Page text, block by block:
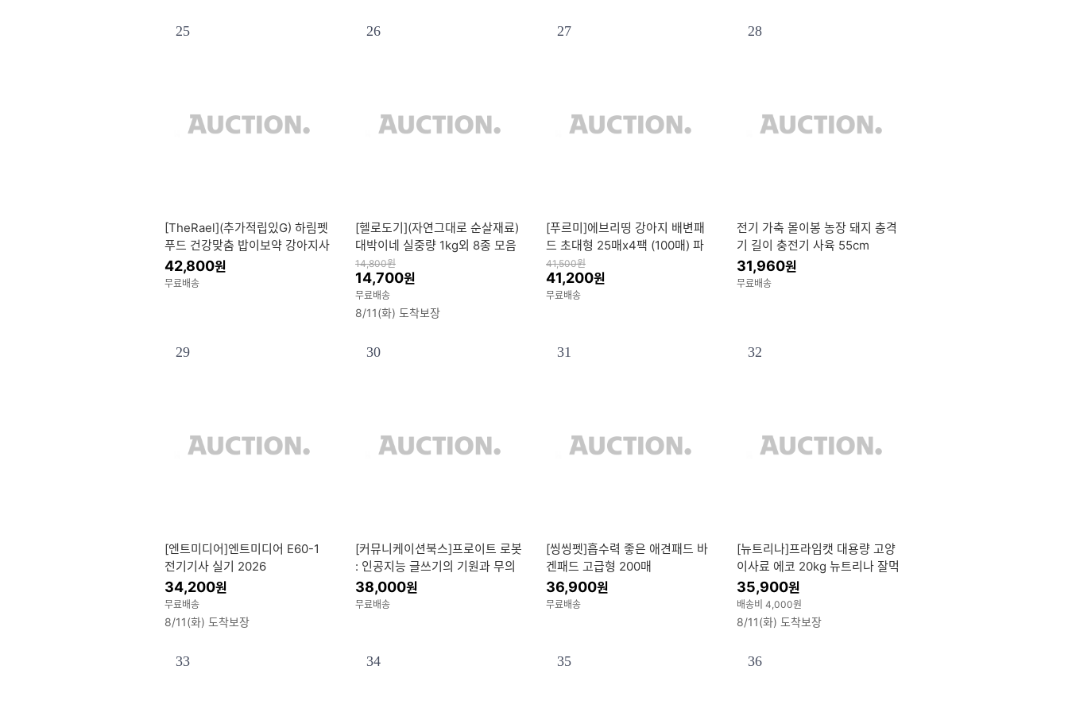
25
[TheRael](추가적립있G) 하림펫
푸드 건강맞춤 밥이보약 강아지사
료 간식모음 하루양갱 덴탈껌
42,800원
무료배송
26
[헬로도기](자연그대로 순살재료)
대박이네 실중량 1kg외 8종 모음
전 대용량 강아지간식 애견간식
치석제거 지퍼팩
14,800원
14,700원
무료배송
8/11(화) 도착보장
27
[푸르미]에브리띵 강아지 배변패
드 초대형 25매x4팩 (100매) 파
워 반려견 애견패드
41,500원
41,200원
무료배송
28
전기 가축 몰이봉 농장 돼지 충격
기 길이 충전기 사육 55cm
31,960원
무료배송
29
[엔트미디어]엔트미디어 E60-1
전기기사 실기 2026
34,200원
무료배송
8/11(화) 도착보장
30
[커뮤니케이션북스]프로이트 로봇
: 인공지능 글쓰기의 기원과 무의
식의 미래
38,000원
무료배송
31
[씽씽펫]흡수력 좋은 애견패드 바
겐패드 고급형 200매
36,900원
무료배송
32
[뉴트리나]프라임캣 대용량 고양
이사료 에코 20kg 뉴트리나 잘먹
는 고양이사료 대포장 20kg
35,900원
배송비 4,000원
8/11(화) 도착보장
33 34 35 36